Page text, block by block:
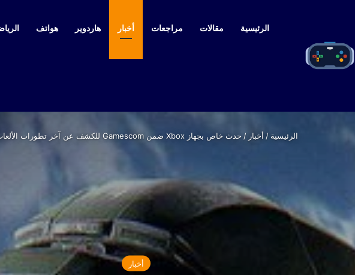
الرئيسية مقالات مراجعات أخبار هاردوير هواتف
الرئيسية / أخبار / حدث خاص بجهاز Xbox ضمن Gamescom للكشف عن آخر تطورات الألعاب المنتظرة
أخبار